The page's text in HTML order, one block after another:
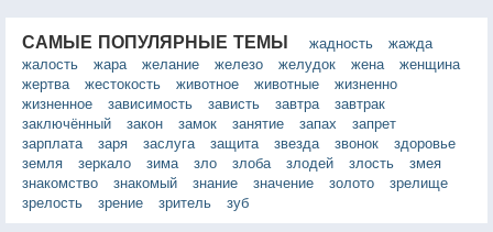
САМЫЕ ПОПУЛЯРНЫЕ ТЕМЫ жадность
жажда
жалость
жара желание железо желудок жена
женщина
жертва
жестокость животное животные
жизненно
жизненное
зависимость зависть завтра
завтрак
заключённый
закон замок занятие запах
запрет
зарплата
заря заслуга защита звезда звонок
здоровье
земля
зеркало зима зло злоба злодей злость
змея
знакомство
знакомый знание значение золото
зрелище
зрелость
зрение зритель зуб